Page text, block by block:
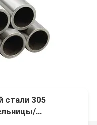
стали 305